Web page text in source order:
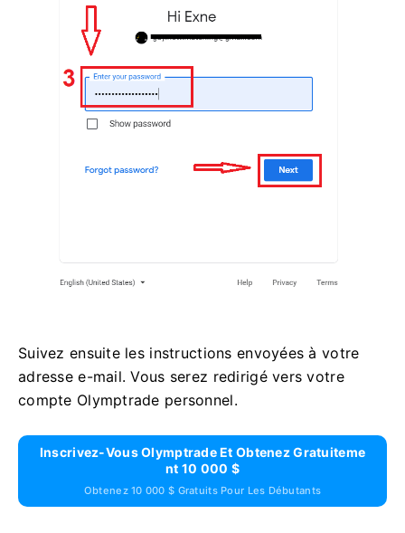
Suivez ensuite les instructions envoyées à votre
adresse e-mail. Vous serez redirigé vers votre
compte Olymptrade personnel.
Inscrivez-Vous Olymptrade Et Obtenez Gratuiteme
Nt 10 000 $
Obtenez 10 000 $ Gratuits Pour Les Débutants